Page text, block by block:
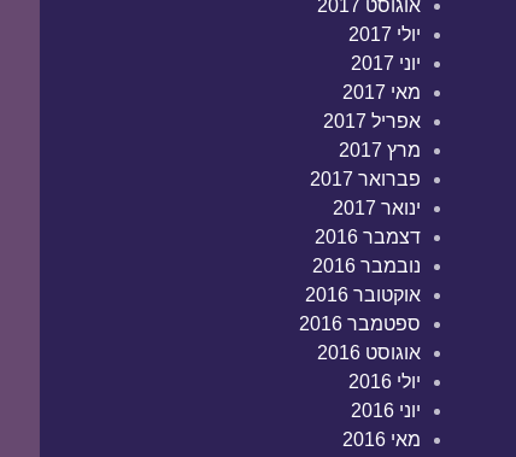
אוגוסט 2017
יולי 2017
יוני 2017
מאי 2017
אפריל 2017
מרץ 2017
פברואר 2017
ינואר 2017
דצמבר 2016
נובמבר 2016
אוקטובר 2016
ספטמבר 2016
אוגוסט 2016
יולי 2016
יוני 2016
מאי 2016